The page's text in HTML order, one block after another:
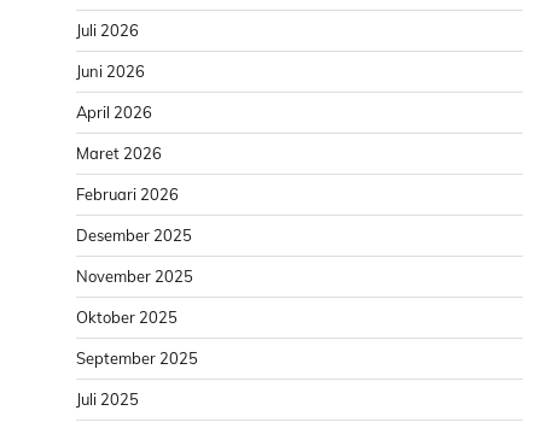
Juli 2026
Juni 2026
April 2026
Maret 2026
Februari 2026
Desember 2025
November 2025
Oktober 2025
September 2025
Juli 2025